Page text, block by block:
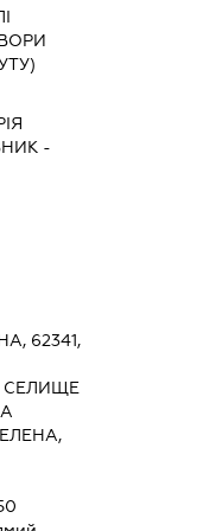
-
62341,
СЕЛИЩЕ